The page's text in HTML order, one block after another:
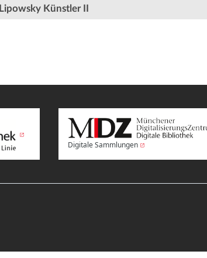
Lipowsky Künstler II
Digitale Sammlungen